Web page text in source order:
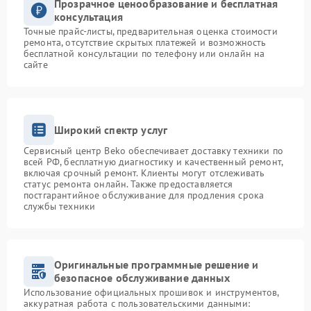
Прозрачное ценообразование и бесплатная
консультация
Точные прайс-листы, предварительная оценка стоимости
ремонта, отсутствие скрытых платежей и возможность
бесплатной консультации по телефону или онлайн на
сайте
Широкий спектр услуг
Сервисный центр Beko обеспечивает доставку техники по
всей РФ, бесплатную диагностику и качественный ремонт,
включая срочный ремонт. Клиенты могут отслеживать
статус ремонта онлайн. Также предоставляется
постгарантийное обслуживание для продления срока
службы техники
Оригинальные программные решение и
безопасное обслуживание данных
Использование официальных прошивок и инструментов,
аккуратная работа с пользовательскими данными: